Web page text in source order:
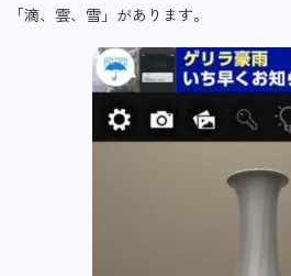
「滴、雲、雪」があります。